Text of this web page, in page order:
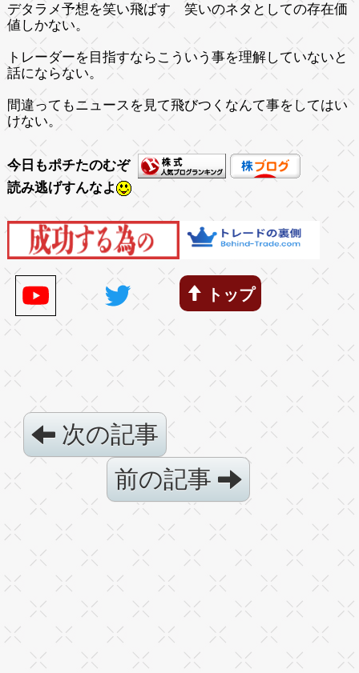
デタラメ予想を笑い飛ばす 笑いのネタとしての存在価
値しかない。
トレーダーを目指すならこういう事を理解していないと
話にならない。
間違ってもニュースを見て飛びつくなんて事をしてはい
けない。
今日もポチたのむぞ
読み逃げすんなよ
トップ
次の記事
前の記事